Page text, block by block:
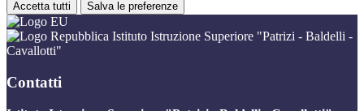
Accetta tutti Salva le preferenze
Istituto Istruzione Superiore "Patrizi - Baldelli -
Cavallotti"
Contatti